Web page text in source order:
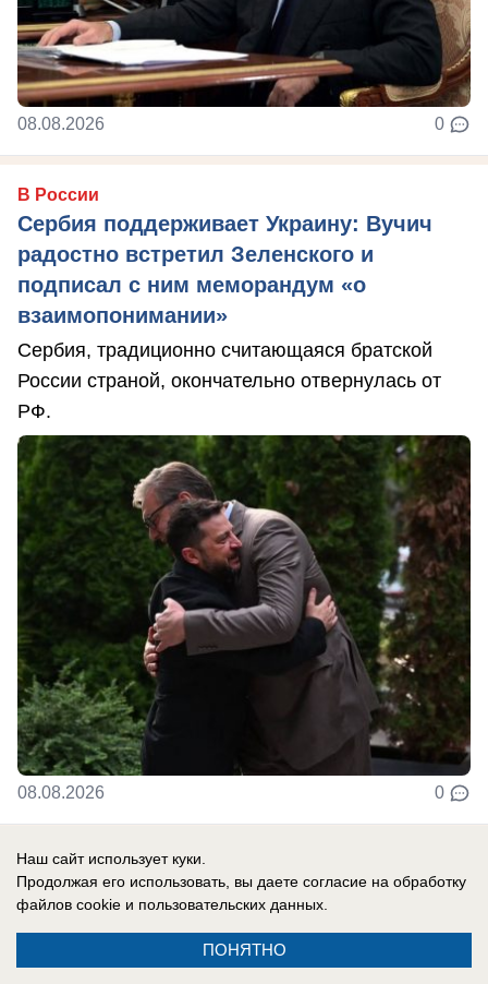
08.08.2026 0
В России
Сербия поддерживает Украину: Вучич
радостно встретил Зеленского и
подписал с ним меморандум «о
взаимопонимании»
Сербия, традиционно считающаяся братской
России страной, окончательно отвернулась от
РФ.
08.08.2026 0
В России
Гороскоп по знакам зодиака на 9 августа
прислушиваться не только к логике, но и к
Наш сайт использует куки.
Продолжая его использовать, вы даете согласие на обработку
файлов cookie и пользовательских данных.
ПОНЯТНО